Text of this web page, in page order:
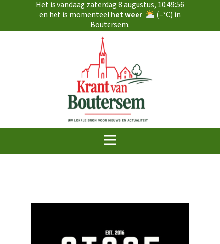
Het is vandaag zaterdag 8 augustus, 10:49:56
en het is momenteel het weer (–°C) in
Boutersem.